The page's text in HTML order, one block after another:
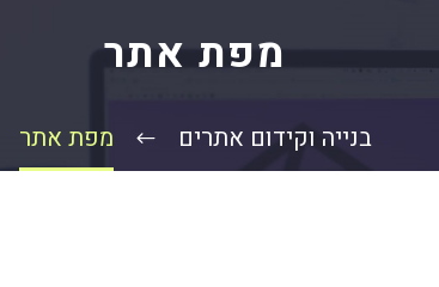
מפת אתר
בנייה וקידום אתרים מפת אתר